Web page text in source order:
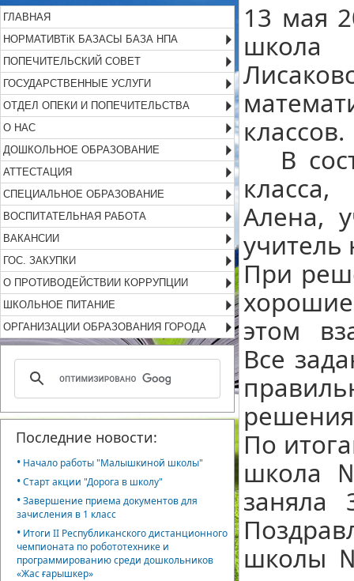
ГЛАВНАЯ
НОРМАТИВТіК БАЗАСЫ БАЗА НПА
ПОПЕЧИТЕЛЬСКИЙ СОВЕТ
ГОСУДАРСТВЕННЫЕ УСЛУГИ
ОТДЕЛ ОПЕКИ И ПОПЕЧИТЕЛЬСТВА
О НАС
ДОШКОЛЬНОЕ ОБРАЗОВАНИЕ
АТТЕСТАЦИЯ
СПЕЦИАЛЬНОЕ ОБРАЗОВАНИЕ
ВОСПИТАТЕЛЬНАЯ РАБОТА
ВАКАНСИИ
ГОС. ЗАКУПКИ
О ПРОТИВОДЕЙСТВИИ КОРРУПЦИИ
ШКОЛЬНОЕ ПИТАНИЕ
ОРГАНИЗАЦИИ ОБРАЗОВАНИЯ ГОРОДА
Последние новости:
• Начало работы "Малышкиной школы"
•Старт акции "Дорога в школу"
•Завершение приема документов для
зачисления в 1 класс
• Итоги II Республиканского дистанционного
чемпионата по робототехнике и
программированию среди дошкольников
«Жас ғарышкер»
13 мая
классов.
В
класса,
Алена,
учитель
При
этом
Все
По
школа
заняла
школы